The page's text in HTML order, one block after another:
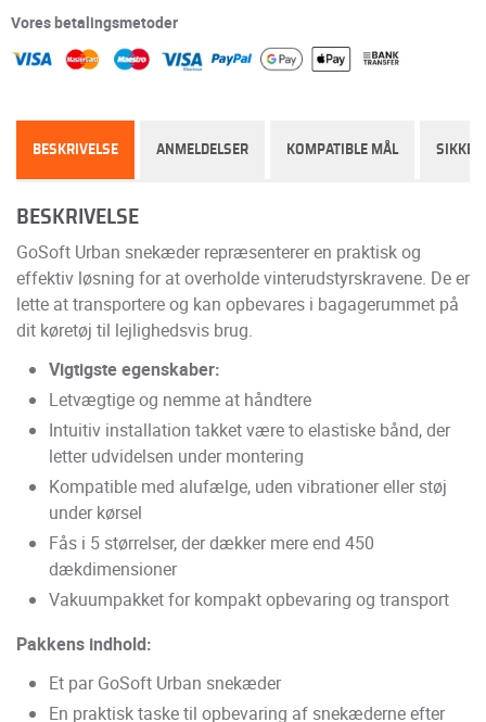
Vores betalingsmetoder
BESKRIVELSE ANMELDELSER KOMPATIBLE MÅL
BESKRIVELSE
GoSoft Urban snekæder repræsenterer en praktisk og
effektiv løsning for at overholde vinterudstyrskravene. De er
lette at transportere og kan opbevares i bagagerummet på
dit køretøj til lejlighedsvis brug.
Vigtigste egenskaber:
Letvægtige og nemme at håndtere
Intuitiv installation takket være to elastiske bånd, der
letter udvidelsen under montering
Kompatible med alufælge, uden vibrationer eller støj
under kørsel
Fås i 5 størrelser, der dækker mere end 450
dækdimensioner
Vakuumpakket for kompakt opbevaring og transport
Pakkens indhold:
Et par GoSoft Urban snekæder
En praktisk taske til opbevaring af snekæderne efter